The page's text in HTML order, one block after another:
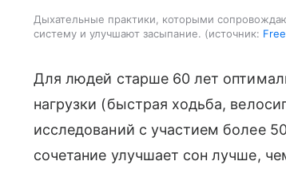
Дыхательные практики, которыми
систему и улучшают засыпание.
источник:
Для людей старше 60 лет
нагрузки (быстрая ходьба,
исследований с участием более
сочетание улучшает сон лучше,